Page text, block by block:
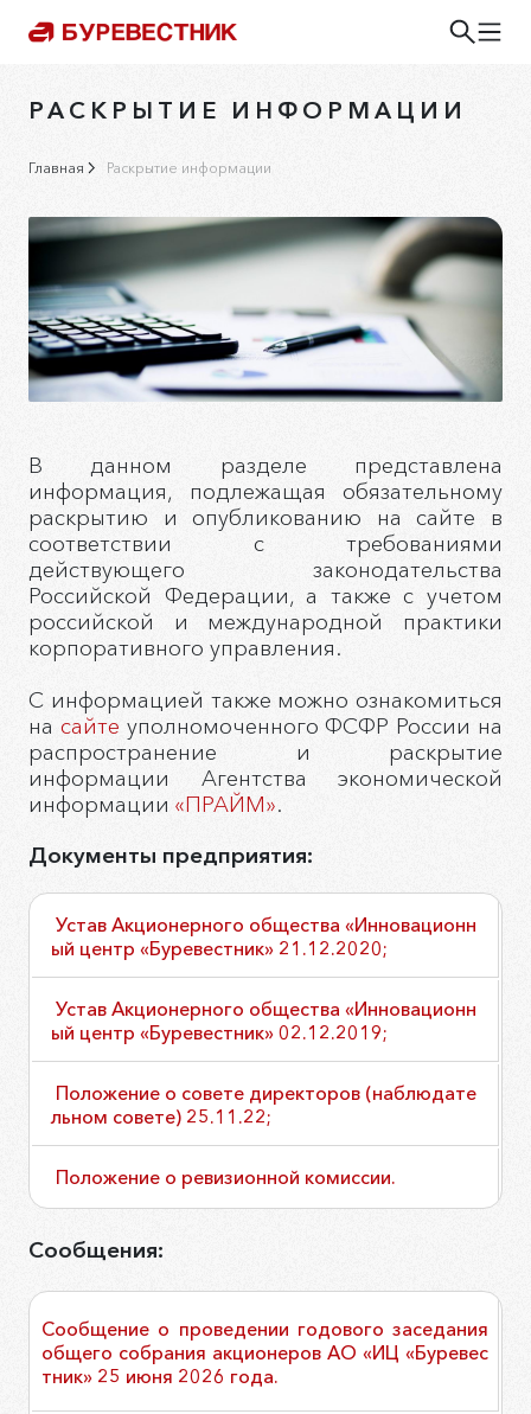
РАСКРЫТИЕ ИНФОРМАЦИИ
Главная Раскрытие информации
В данном разделе представлена
информация, подлежащая обязательному
раскрытию и опубликованию на сайте в
соответствии с требованиями
действующего законодательства
Российской Федерации, а также с учетом
российской и международной практики
корпоративного управления.
С информацией также можно ознакомиться
на сайте уполномоченного ФСФР России на
распространение и раскрытие
информации Агентства экономической
информации «ПРАЙМ».
Документы предприятия:
Устав Акционерного общества «Инновационн
ый центр «Буревестник» 21.12.2020;
Устав Акционерного общества «Инновационн
ый центр «Буревестник» 02.12.2019;
Положение о совете директоров (наблюдате
льном совете) 25.11.22;
Положение о ревизионной комиссии.
Сообщения:
Сообщение о проведении годового заседания
общего собрания акционеров АО «ИЦ «Буревес
тник» 25 июня 2026 года.